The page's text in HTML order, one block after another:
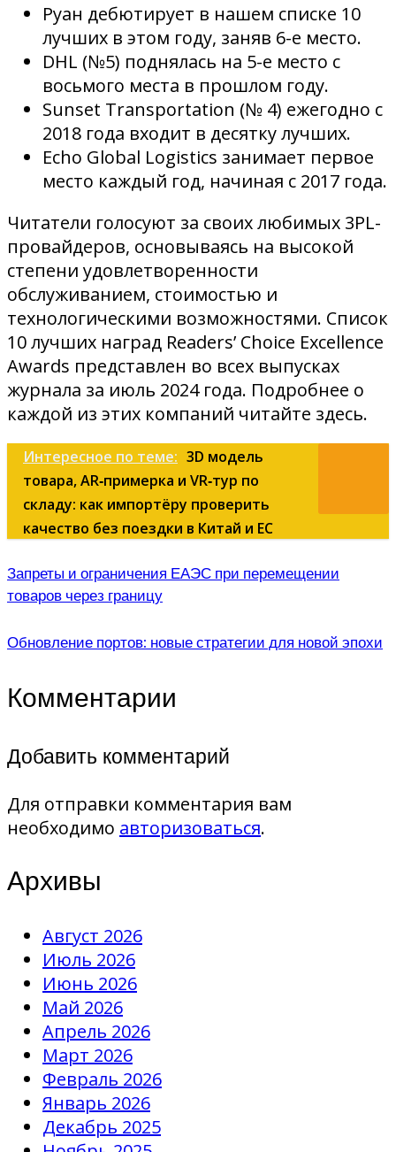
Руан дебютирует в нашем списке 10
лучших в этом году, заняв 6-е место.
DHL (№5) поднялась на 5-е место с
восьмого места в прошлом году.
Sunset Transportation (№ 4) ежегодно с
2018 года входит в десятку лучших.
Echo Global Logistics занимает первое
место каждый год, начиная с 2017 года.
Читатели голосуют за своих любимых 3PL-
провайдеров, основываясь на высокой
степени удовлетворенности
обслуживанием, стоимостью и
технологическими возможностями. Список
10 лучших наград Readers’ Choice Excellence
Awards представлен во всех выпусках
журнала за июль 2024 года. Подробнее о
каждой из этих компаний читайте здесь.
Интересное по теме: 3D модель
товара, AR‑примерка и VR‑тур по
складу: как импортёру проверить
качество без поездки в Китай и ЕС
Запреты и ограничения ЕАЭС при перемещении
товаров через границу
Обновление портов: новые стратегии для новой эпохи
Комментарии
Добавить комментарий
Для отправки комментария вам
необходимо авторизоваться.
Архивы
Август 2026
Июль 2026
Июнь 2026
Май 2026
Апрель 2026
Март 2026
Февраль 2026
Январь 2026
Декабрь 2025